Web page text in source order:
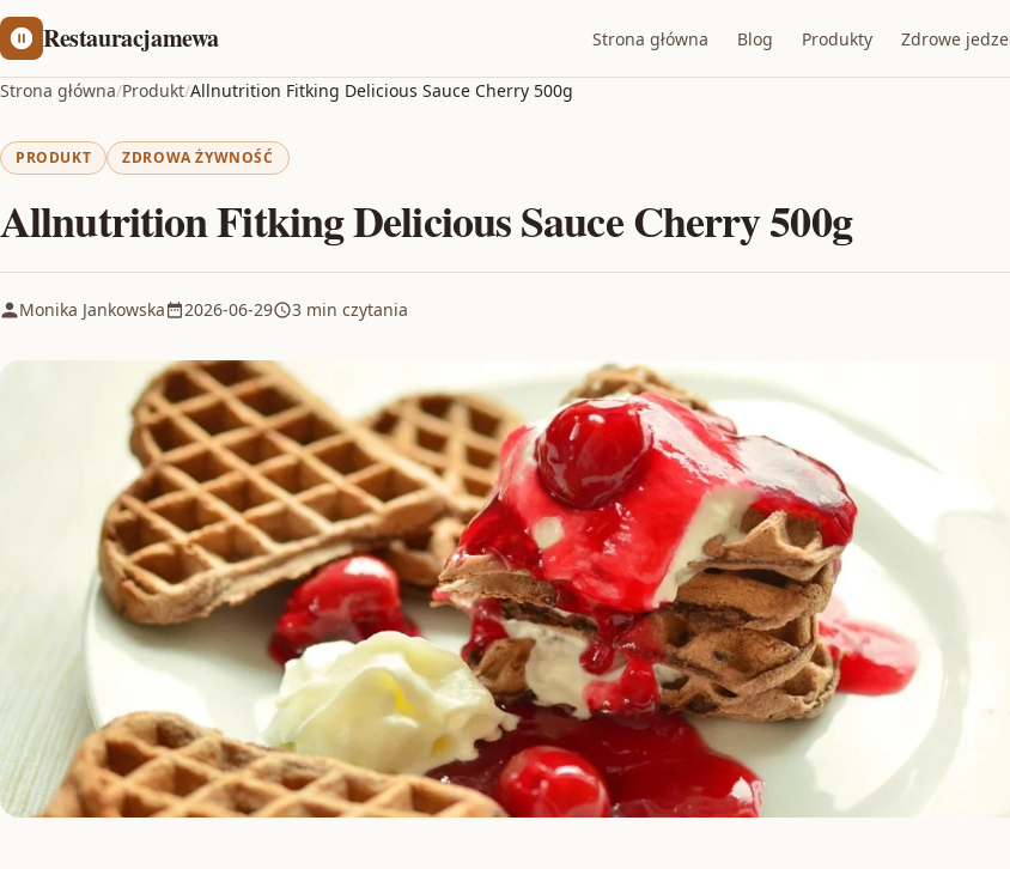
Restauracjamewa Strona główna Blog Produkty Zdrowe
Strona główna/Produkt/Allnutrition Fitking Delicious Sauce Cherry 500g
PRODUKT ZDROWA ŻYWNOŚĆ
Allnutrition Fitking Delicious Sauce Cherry 500g
Monika Jankowska 2026-06-29 3 min czytania